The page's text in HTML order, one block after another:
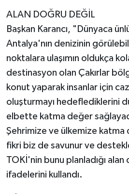
ALAN DOĞRU DEĞİL
Başkan Karancı, "Dünyaca
Antalya'nın denizinin
noktalara ulaşımın oldukça
destinasyon olan Çakırlar
konut yaparak insanlar için
oluşturmayı hedeflediklerini
elbette katma değer
Şehrimize ve ülkemize katma
fikri biz de savunur ve
TOKİ'nin bunu planladığı
ifadelerini kullandı.